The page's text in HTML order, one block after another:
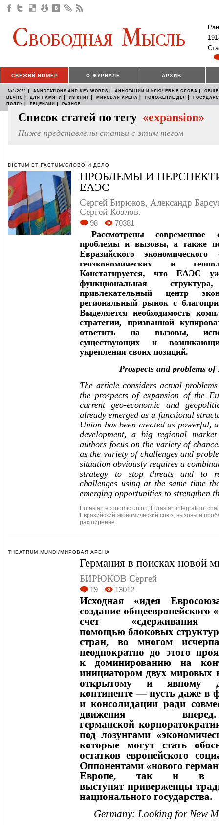
СВЕЖИЙ НОМЕР О ЖУРНАЛЕ АРХИВ
№1/2021 | ANNOTATIONS AND KEY WORDS | АННОТАЦИИ И КЛЮЧЕВЫЕ СЛОВА |
ВЕЧНО | ДЛЯ ПАМЯТИ | ИЗ КНИГ | МИРОВАЯ АРЕНА | ПОЛОЖЕНИЕ ДЕЛ |
ПОЛЯХ | РЕЦЕНЗИИ | РАЗНОЕ
Список статей по тегу «expansion»
Ниже представлены статьи с этим тегом
DICTUM ET FACTUM/СЛОВО И ДЕЛО
ПРОБЛЕМЫ И
ЕАЭС
Сергей Бирюков, Александр
Сергей Козлов.
98 70381
Рассмотрены современное
проблемы и вызовы, а также
Евразийского
геоэкономических и
Констатируется, что EАЭС
функциональная
привлекательный центр
региональный рынок с
Выделяется необходимость
стратегии, призванной
ответить на вызовы,
существующих и
укрепления своих позиций.
Prospects and problems
The article considers actual
the prospects of expansion of the
current geo-economic and
already emerged as a functional
Union has been created as powerful,
development, a big regional
authors focus on the variety of
as the variety of challenges and
situation obviously requires a
strategy to stop threats and to
challenges using at the same time
emerging opportunities to strengthen
Eurasian economic union Eurasian integration
Евразийский экономический союз вызовы и
расширение
THEATRUM MUNDI/МИРОВАЯ АРЕНА
Германия в поисках новой
БИРЮКОВ Сергей
19 13012
Исходная «идея
создание общеевропейского
счет
помощью блоковых
стран, во многом
неоднократно до этого
к доминированию на
инициатором двух мировых
открытому и явному
континенте — пусть даже в
и консолидации ради
движения
германской
под лозунгами
которые могут стать
остатков европейского
Оппонентами «нового
Европе, так и в
выступят приверженцы
национального государства.
Germany: Looking for New